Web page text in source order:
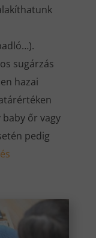
sugárzás
hazai
őr vagy
pedig